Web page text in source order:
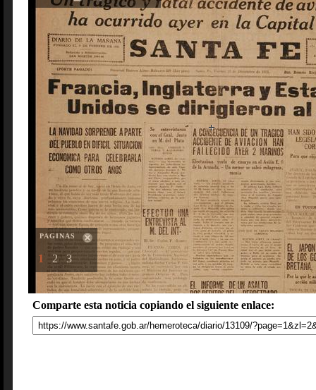
PAGINAS
1 2 3
Comparte esta noticia copiando el siguiente enlace: